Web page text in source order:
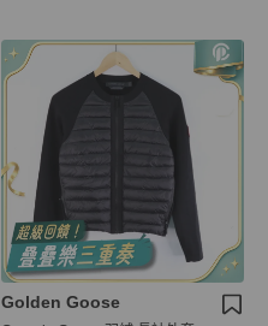
Golden Goose